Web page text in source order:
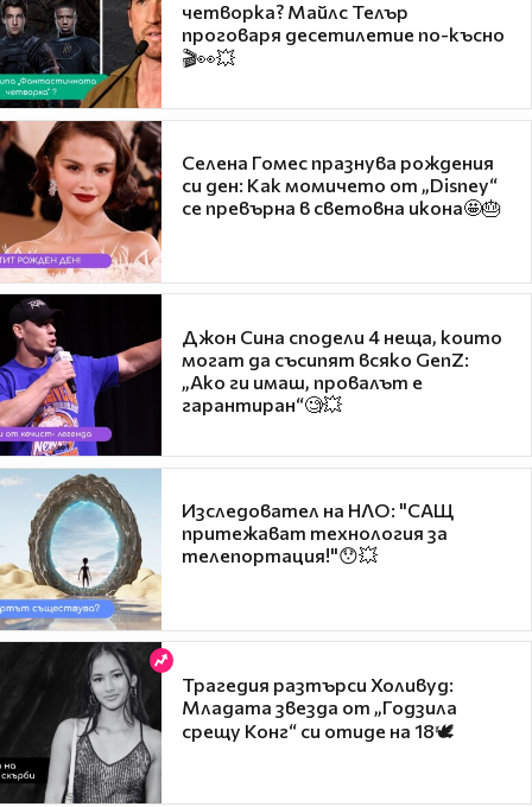
четворка? Майлс Телър
проговаря десетилетие по-късно
🎬👀💥
Селена Гомес празнува рождения
си ден: Как момичето от „Disney“
се превърна в световна икона🤩🎂
Джон Сина сподели 4 неща, които
могат да съсипят всяко GenZ:
„Ако ги имаш, провалът е
гарантиран“🧐💥
Изследовател на НЛО: "САЩ
притежават технология за
телепортация!"😯💥
Трагедия разтърси Холивуд:
Младата звезда от „Годзила
срещу Конг“ си отиде на 18🕊️